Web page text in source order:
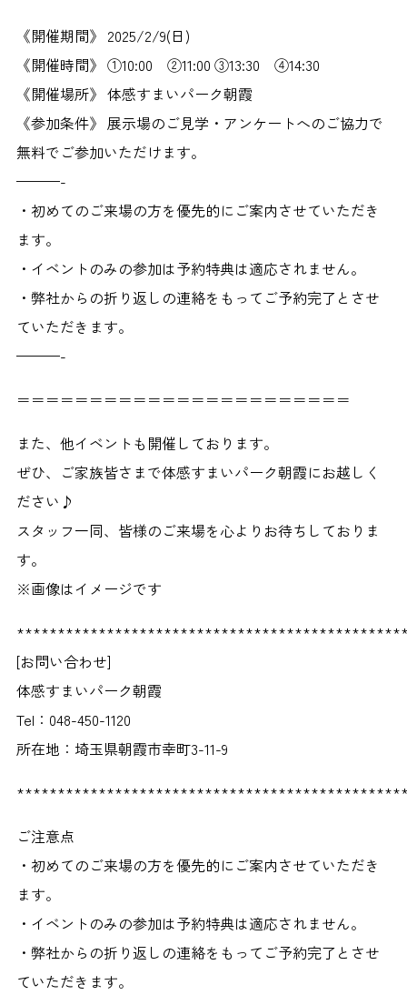
《開催期間》 2025/2/9(日)
《開催時間》 ①10:00 ②11:00 ③13:30 ④14:30
《開催場所》 体感すまいパーク朝霞
《参加条件》 展示場のご見学・アンケートへのご協力で
無料でご参加いただけます。
———-
・初めてのご来場の方を優先的にご案内させていただき
ます。
・イベントのみの参加は予約特典は適応されません。
・弊社からの折り返しの連絡をもってご予約完了とさせ
ていただきます。
​———-
＝＝＝＝＝＝＝＝＝＝＝＝＝＝＝＝＝＝＝＝＝＝＝
また、他イベントも開催しております。
ぜひ、ご家族皆さまで体感すまいパーク朝霞にお越しく
ださい♪
スタッフ一同、皆様のご来場を心よりお待ちしておりま
す。
※画像はイメージです
[お問い合わせ]
体感すまいパーク朝霞
Tel：048-450-1120
所在地：埼玉県朝霞市幸町3-11-9
ご注意点
・初めてのご来場の方を優先的にご案内させていただき
ます。
・イベントのみの参加は予約特典は適応されません。
・弊社からの折り返しの連絡をもってご予約完了とさせ
ていただきます。